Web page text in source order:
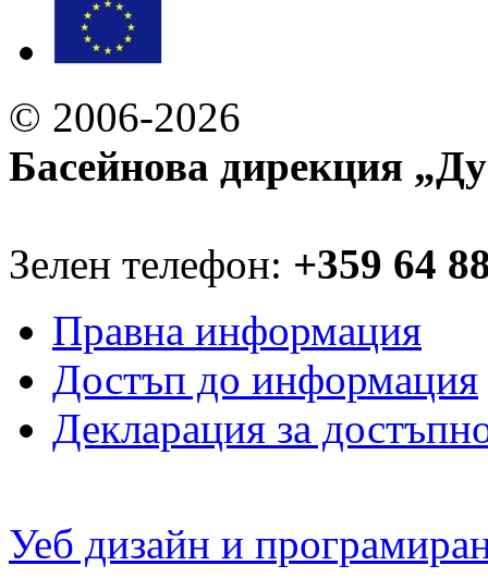
© 2006-2026
Басейнова дирекция
Зелен телефон: +359 64
Правна информация
Достъп до информация
Декларация за
Уеб дизайн и